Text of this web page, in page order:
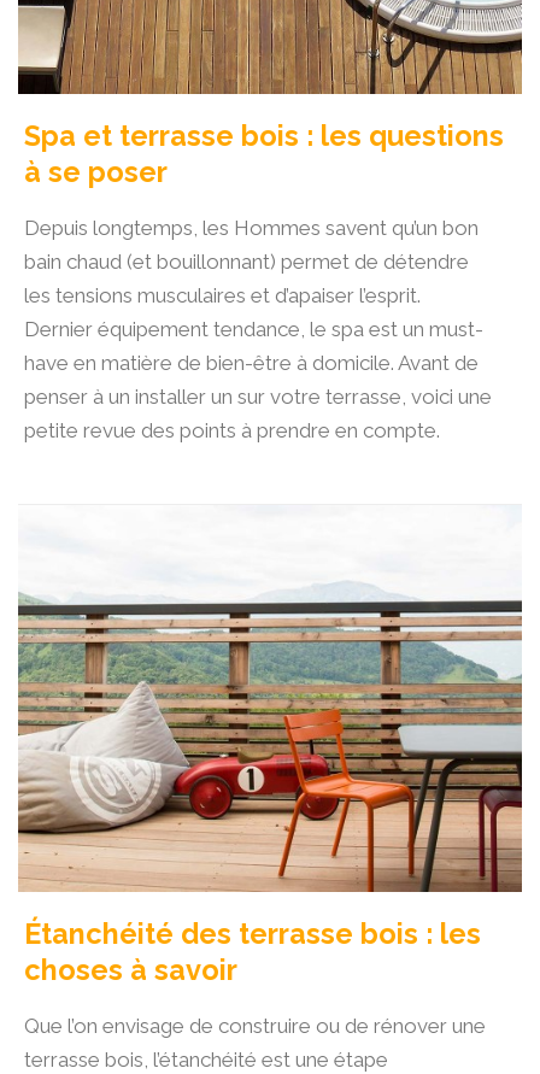
Spa et terrasse bois : les questions
à se poser
Depuis longtemps, les Hommes savent qu’un bon
bain chaud (et bouillonnant) permet de détendre
les tensions musculaires et d’apaiser l’esprit.
Dernier équipement tendance, le spa est un must-
have en matière de bien-être à domicile. Avant de
penser à un installer un sur votre terrasse, voici une
petite revue des points à prendre en compte.
Étanchéité des terrasse bois : les
choses à savoir
Que l’on envisage de construire ou de rénover une
terrasse bois, l’étanchéité est une étape